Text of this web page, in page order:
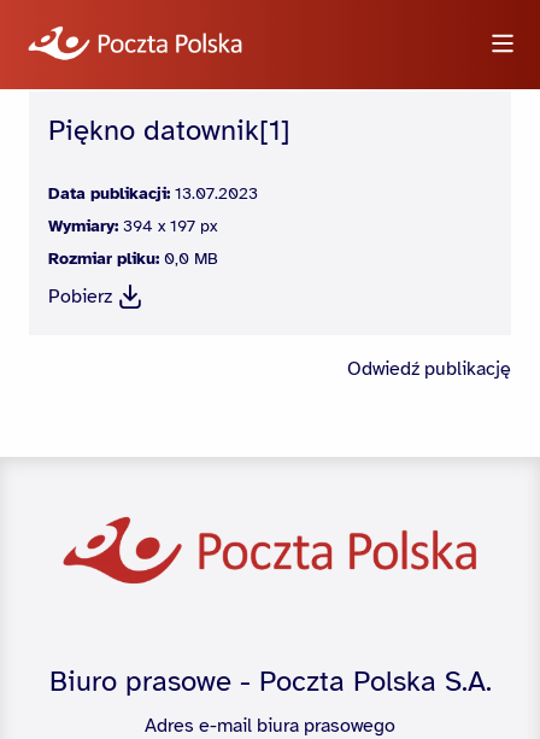
Wyszukiwarka
Informacje
Logotypy i zdjęcia
Piękno datownik[1]
Data publikacji: 13.07.2023
Wymiary: 394 x 197 px
Rozmiar pliku: 0,0 MB
Pobierz
Odwiedź publikację
Biuro prasowe - Poczta Polska S.A.
Adres e-mail biura prasowego